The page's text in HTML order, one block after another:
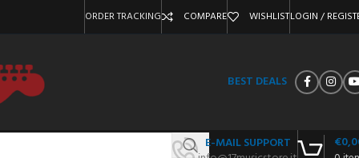
ORDER TRACKING COMPARE WISHLISTLOGIN /
BEST DEALS
E-MAIL SUPPORT
€